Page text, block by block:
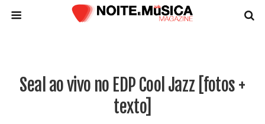
Seal ao vivo no EDP Cool Jazz [fotos +
texto]